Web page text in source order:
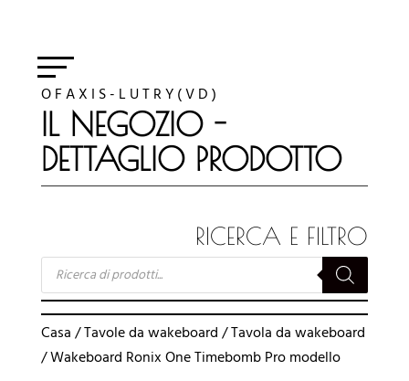
O F A X I S - L U T R Y ( V D )
IL NEGOZIO -
DETTAGLIO PRODOTTO
RICERCA E FILTRO
RICERCA
PRODOTTI
Casa /Tavole da wakeboard /Tavola da wakeboard
/ Wakeboard Ronix One Timebomb Pro modello